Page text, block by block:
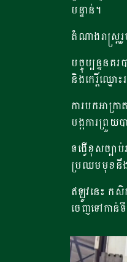
បន្ទាន់។
តំណាងរាស្ត្រ
បច្ចុប្បន្ននគ
និងកេរ្តិ៍ឈ្មោ
ការបកអាក្រ
បង្កការព្រួយ
ទង្វើខុសច្បា
ប្រឈមមុខនឹង
ឥឡូវ​នេះ កសិ
ចេញទៅកាន់ទី